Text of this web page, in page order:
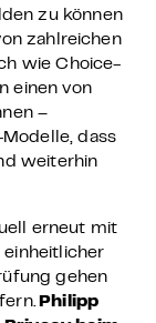
zu können
zahlreichen
wie Choice-
einen von
–
dass
weiterhin
erneut mit
einheitlicher
gehen
Philipp